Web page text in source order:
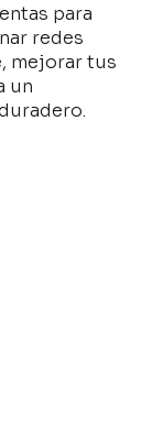
para
redes
mejorar tus
un